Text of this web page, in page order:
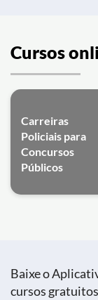
Cursos
Carreiras
Policiais para
Concursos
Públicos
Baixe o
cursos